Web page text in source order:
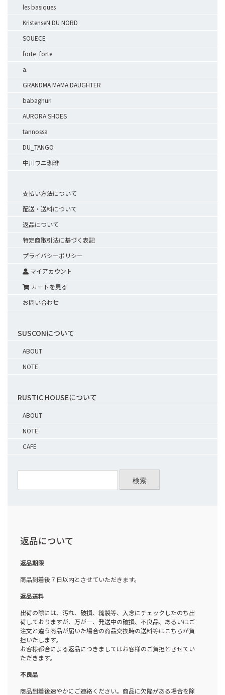
les basiques
KristenseN DU NORD
SOUECE
forte_forte
a.
GRANDMA MAMA DAUGHTER
babaghuri
AURORA SHOES
tannossa
DU_TANGO
中川ワニ珈琲
支払い方法について
配送・送料について
返品について
特定商取引法に基づく表記
プライバシーポリシー
マイアカウント
カートを見る
お問い合わせ
SUSCONについて
ABOUT
NOTE
RUSTIC HOUSEについて
ABOUT
NOTE
CAFE
検索
返品について
返品期限
商品到着後７日以内とさせていただきます。
返品送料
出荷の際には、汚れ、破損、縫製等、入念にチェックしたのち出
荷しておりますが、万が一、発送中の破損、不良品、あるいはご
注文と違う商品が届いた場合の商品交換時の送料等はこちらが負
担いたします。
お客様都合による返品につきましてはお客様のご負担とさせてい
ただきます。
不良品
商品到着後速やかにご連絡ください。商品に欠陥がある場合を除